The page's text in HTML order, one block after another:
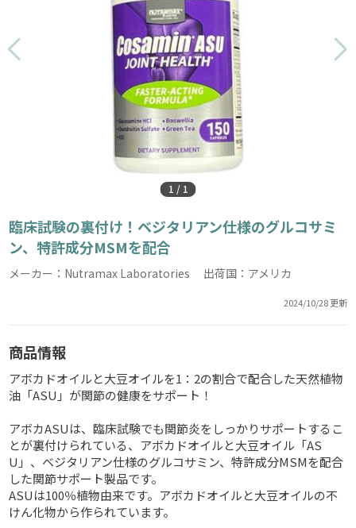
1 / 1
臨床試験の裏付け！ベジタリアン仕様のグルコサミ
ン、特許成分MSMを配合
メーカー：Nutramax Laboratories 出荷国：アメリカ
2024/10/28 更新
商品情報
アボカドオイルと大豆オイルを1：2の割合で配合した天然植物
油「ASU」が関節の健康をサポート！
アボカASUは、臨床試験でも関節炎をしっかりサポートするこ
とが裏付けられている、アボカドオイルと大豆オイル「AS
U」、ベジタリアン仕様のグルコサミン、特許成分MSMを配合
した関節サポート製品です。
ASUは100％植物由来です。アボカドオイルと大豆オイルの不
けん化物から作られています。